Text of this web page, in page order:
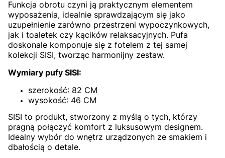
Funkcja obrotu czyni ją praktycznym elementem
wyposażenia, idealnie sprawdzającym się jako
uzupełnienie zarówno przestrzeni wypoczynkowych,
jak i toaletek czy kącików relaksacyjnych. Pufa
doskonale komponuje się z fotelem z tej samej
kolekcji SISI, tworząc harmonijny zestaw.
Wymiary pufy SISI:
szerokość: 82 CM
wysokość: 46 CM
SISI to produkt, stworzony z myślą o tych, którzy
pragną połączyć komfort z luksusowym designem.
Idealny wybór do wnętrz urządzonych ze smakiem i
dbałością o detale.